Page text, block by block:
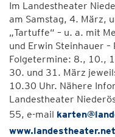
Im Landestheater
am Samstag, 4. März,
„Tartuffe“ – u. a. mit
und Erwin Steinhauer
Folgetermine: 8., 10.,
30. und 31. März
10.30 Uhr. Nähere
Landestheater
55, e-mail
www.landestheater.net